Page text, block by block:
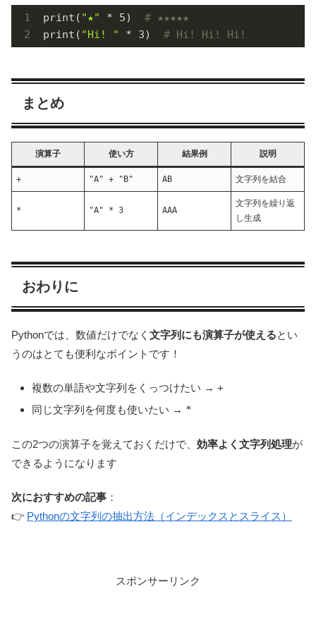
print( "★" * 5) # ★★★★★
print( "Hi! " * 3) # Hi! Hi! Hi!
まとめ
演算子 使い方 結果例 説明
+ "A" + "B" AB 文字列を結合
* "A" * 3 AAA
文字列を繰り返
し生成
おわりに
Pythonでは、数値だけでなく 文字列にも演算子が使えるとい
うのはとても便利なポイントです！
複数の単語や文字列をくっつけたい → +
同じ文字列を何度も使いたい → *
この2つの演算子を覚えておくだけで、 効率よく文字列処理が
できるようになります
次におすすめの記事 ：
👉 Pythonの文字列の抽出方法（インデックスとスライス）
スポンサーリンク